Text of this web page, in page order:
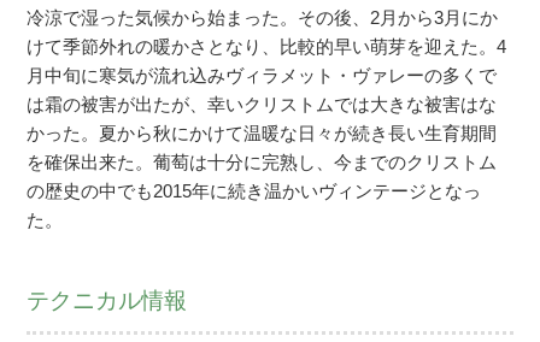
冷涼で湿った気候から始まった。その後、2月から3月にか
けて季節外れの暖かさとなり、比較的早い萌芽を迎えた。4
月中旬に寒気が流れ込みヴィラメット・ヴァレーの多くで
は霜の被害が出たが、幸いクリストムでは大きな被害はな
かった。夏から秋にかけて温暖な日々が続き長い生育期間
を確保出来た。葡萄は十分に完熟し、今までのクリストム
の歴史の中でも2015年に続き温かいヴィンテージとなっ
た。
テクニカル情報